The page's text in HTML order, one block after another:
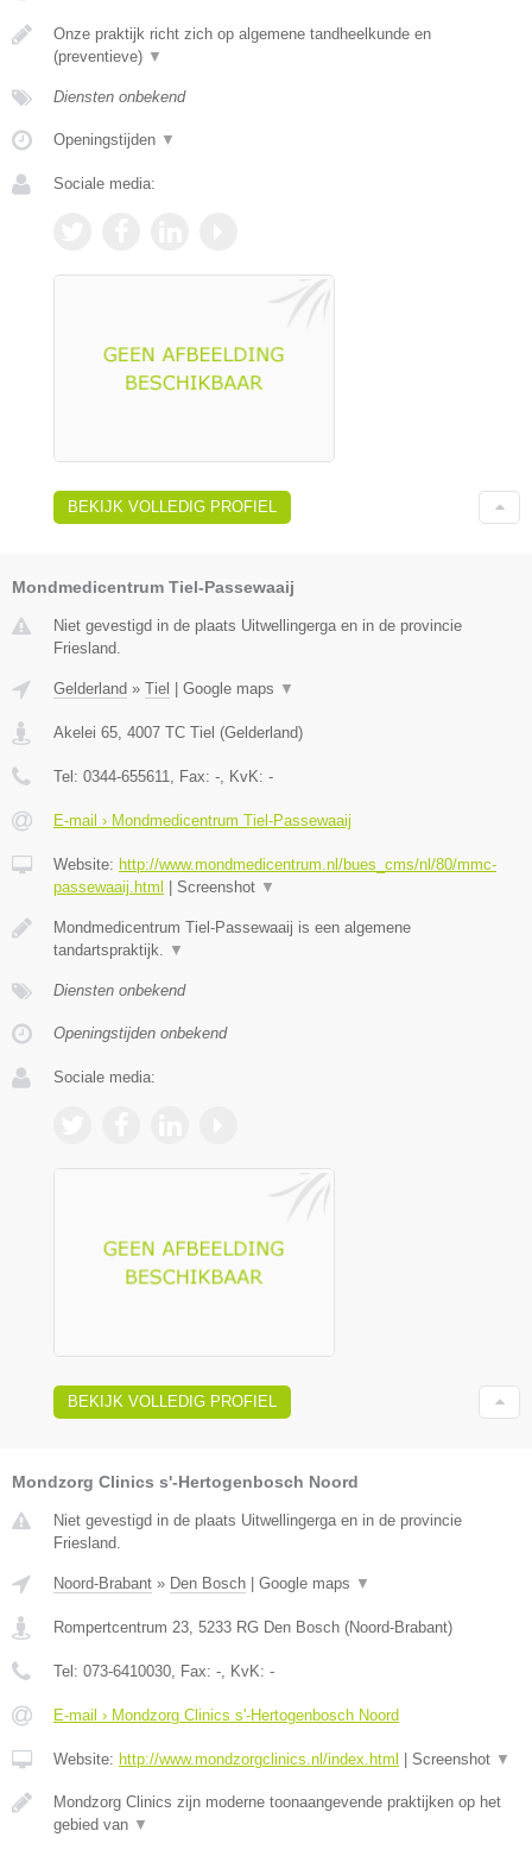
Onze praktijk richt zich op algemene tandheelkunde en
(preventieve) ▼
Diensten onbekend
Openingstijden ▼
Sociale media:
BEKIJK VOLLEDIG PROFIEL
Mondmedicentrum Tiel-Passewaaij
Niet gevestigd in de plaats Uitwellingerga en in de provincie
Friesland.
Gelderland » Tiel Google maps ▼
Akelei 65, 4007 TC Tiel (Gelderland)
Tel: 0344-655611, Fax: -, KvK: -
E-mail › Mondmedicentrum Tiel-Passewaaij
Website: http://www.mondmedicentrum.nl/bues_cms/nl/80/mmc-
passewaaij.html
Screenshot ▼
Mondmedicentrum Tiel-Passewaaij is een algemene
tandartspraktijk. ▼
Diensten onbekend
Openingstijden onbekend
Sociale media:
BEKIJK VOLLEDIG PROFIEL
Mondzorg Clinics s'-Hertogenbosch Noord
Niet gevestigd in de plaats Uitwellingerga en in de provincie
Friesland.
Noord-Brabant » Den Bosch Google maps ▼
Rompertcentrum 23, 5233 RG Den Bosch (Noord-Brabant)
Tel: 073-6410030, Fax: -, KvK: -
E-mail › Mondzorg Clinics s'-Hertogenbosch Noord
Website: http://www.mondzorgclinics.nl/index.html Screenshot ▼
Mondzorg Clinics zijn moderne toonaangevende praktijken op het
gebied van ▼